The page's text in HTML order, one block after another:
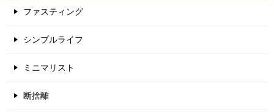
ファスティング
シンプルライフ
ミニマリスト
断捨離